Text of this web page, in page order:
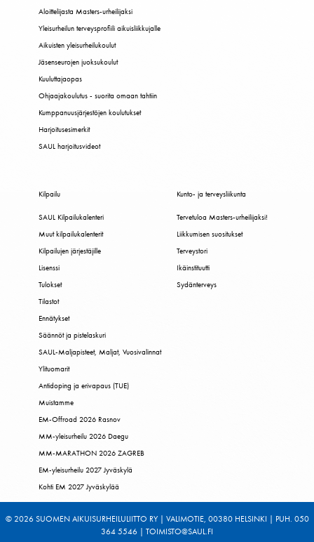
Aloittelijasta Masters-urheilijaksi
Yleisurheilun terveysprofiili aikuisliikkujalle
Aikuisten yleisurheilukoulut
Jäsenseurojen juoksukoulut
Kuuluttajaopas
Ohjaajakoulutus - suorita omaan tahtiin
Kumppanuusjärjestöjen koulutukset
Harjoitusesimerkit
SAUL harjoitusvideot
Kilpailu
SAUL Kilpailukalenteri
Muut kilpailukalenterit
Kilpailujen järjestäjille
Lisenssi
Tulokset
Tilastot
Ennätykset
Säännöt ja pistelaskuri
SAUL-Maljapisteet, Maljat, Vuosivalinnat
Ylituomarit
Antidoping ja erivapaus (TUE)
Muistamme
EM-Offroad 2026 Rasnov
MM-yleisurheilu 2026 Daegu
MM-MARATHON 2026 ZAGREB
EM-yleisurheilu 2027 Jyväskylä
Kohti EM 2027 Jyväskylää
Kunto- ja terveysliikunta
Tervetuloa Masters-urheilijaksi!
Liikkumisen suositukset
Terveystori
Ikäinstituutti
Sydänterveys
© 2026 SUOMEN AIKUISURHEILULIITTO RY | VALIMOTIE, 00380 HELSINKI | PUH. 050
364 5546 | TOIMISTO@SAUL.FI